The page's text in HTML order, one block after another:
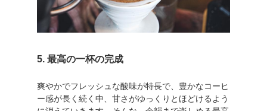
5. 最高の一杯の完成
爽やかでフレッシュな酸味が特長で、豊かなコーヒ
ー感が長く続く中、甘さがゆっくりとほどけるよう